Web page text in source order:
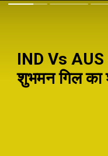
IND Vs
शुभमन गिल का